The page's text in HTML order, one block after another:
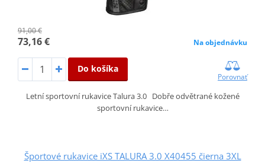
91,00 €
73,16 € Na objednávku
Do košíka
Porovnať
Letní sportovní rukavice Talura 3.0 Dobře odvětrané kožené
sportovní rukavice…
Športové rukavice iXS TALURA 3.0 X40455 čierna 3XL